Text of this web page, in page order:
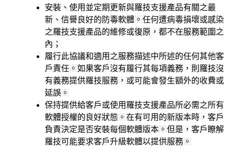
安裝、使用並定期更新與羅技支援產品有關之最
新、信譽良好的防毒軟體。任何遭病毒損壞或感染
之羅技支援產品的維修或復原，都不在服務範圍之
內；
履行此協議和適用之服務描述中所述的任何其他客
戶責任。如果客戶沒有履行其每項義務，則羅技沒
有義務提供羅技服務，或可能會發生額外的收費或
延誤。
保持提供給客戶或使用羅技支援產品所必需之所有
軟體授權的良好狀態。在有可用的新版本時，客戶
負責決定是否安裝每個軟體版本。但是，客戶瞭解
羅技可能要求客戶升級軟體以提供服務。